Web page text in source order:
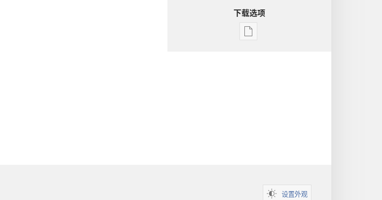
下载选项
出
设置外观